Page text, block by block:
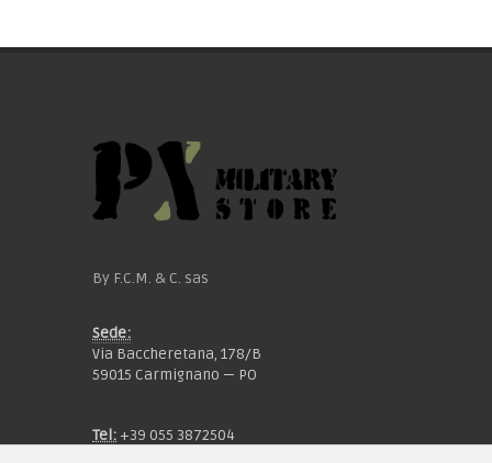
By F.C.M. & C. sas
Sede:
Via Baccheretana, 178/B
59015 Carmignano — PO
Tel: +39 055 3872504